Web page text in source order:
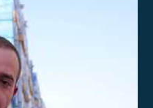
eingebettet.